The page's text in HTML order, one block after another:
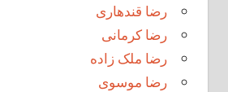
رضا قندهاری
رضا کرمانی
رضا ملک زاده
رضا موسوی